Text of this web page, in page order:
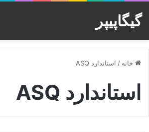
گیگاپیپر
خانه / استاندارد ASQ
استاندارد ASQ